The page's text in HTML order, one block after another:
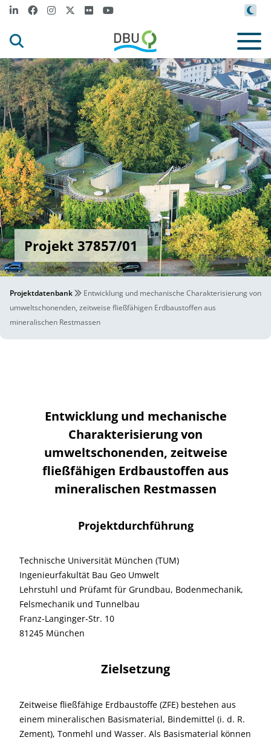
Projekt 37857/01
Projektdatenbank
Entwicklung und mechanische Charakterisierung von
umweltschonenden, zeitweise fließfähigen Erdbaustoffen aus
mineralischen Restmassen
Entwicklung und mechanische
Charakterisierung von
umweltschonenden, zeitweise
fließfähigen Erdbaustoffen aus
mineralischen Restmassen
Projektdurchführung
Technische Universität München (TUM)
Ingenieurfakultät Bau Geo Umwelt
Lehrstuhl und Prüfamt für Grundbau, Bodenmechanik,
Felsmechanik und Tunnelbau
Franz-Langinger-Str. 10
81245 München
Zielsetzung
Zeitweise fließfähige Erdbaustoffe (ZFE) bestehen aus
einem mineralischen Basismaterial, Bindemittel (i. d. R.
Zement), Tonmehl und Wasser. Als Basismaterial können